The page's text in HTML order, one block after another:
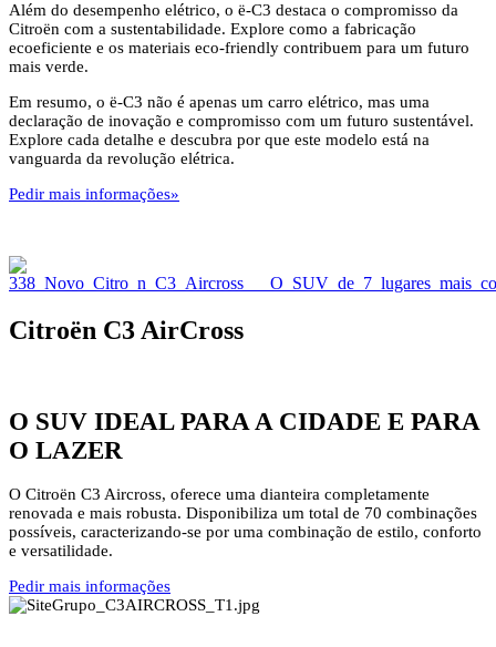
Além do desempenho elétrico, o ë-C3 destaca o compromisso da
Citroën com a sustentabilidade. Explore como a fabricação
ecoeficiente e os materiais eco-friendly contribuem para um futuro
mais verde.
Em resumo, o ë-C3 não é apenas um carro elétrico, mas uma
declaração de inovação e compromisso com um futuro sustentável.
Explore cada detalhe e descubra por que este modelo está na
vanguarda da revolução elétrica.
Pedir mais informações»
Citroën C3 AirCross
O SUV IDEAL PARA A CIDADE E PARA
O LAZER
O Citroën C3 Aircross, oferece uma dianteira completamente
renovada e mais robusta. Disponibiliza um total de 70 combinações
possíveis, caracterizando-se por uma combinação de estilo, conforto
e versatilidade.
Pedir mais informações